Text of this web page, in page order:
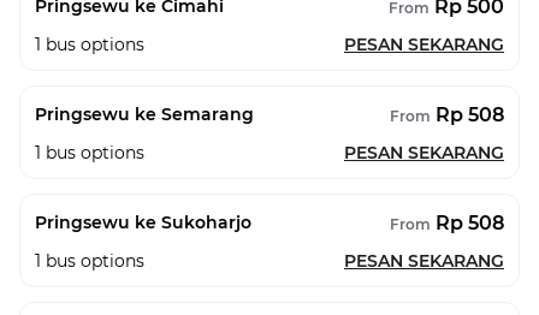
Pringsewu ke Cimahi From Rp 500
1 bus options PESAN SEKARANG
Pringsewu ke Semarang From Rp 508
1 bus options PESAN SEKARANG
Pringsewu ke Sukoharjo From Rp 508
1 bus options PESAN SEKARANG